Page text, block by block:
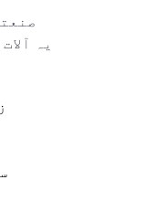
یہ